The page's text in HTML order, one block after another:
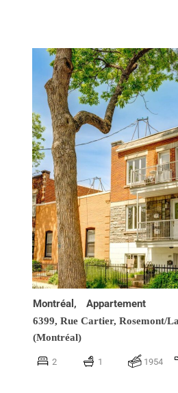
Montréal, Appartement
6399, Rue Cartier, Rosemont/
(Montréal)
2 1 1954